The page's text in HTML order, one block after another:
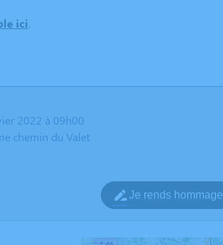
ici.
2022 à 09h00
chemin du Valet
Je rends hommage